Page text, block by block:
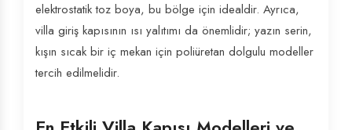
elektrostatik toz boya, bu bölge için idealdir. Ayrıca,
villa giriş kapısının ısı yalıtımı da önemlidir; yazın serin,
kışın sıcak bir iç mekan için poliüretan dolgulu modeller
tercih edilmelidir.